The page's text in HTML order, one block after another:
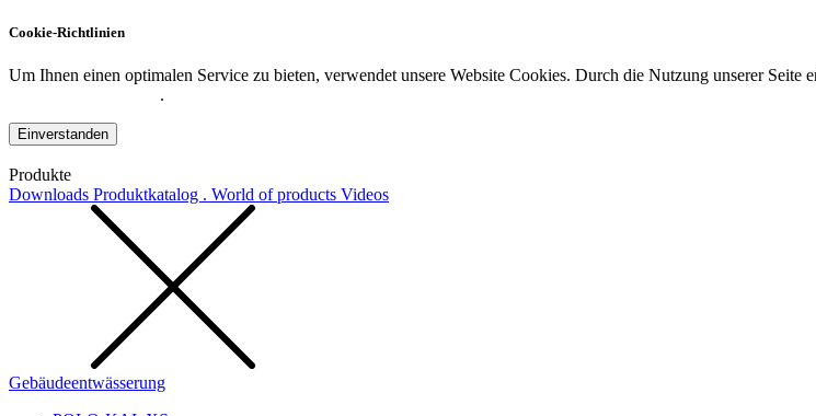
Cookie-Richtlinien
Um Ihnen einen optimalen Service zu bieten, verwendet unsere Website Cookies. Durch die Nutzung unserer
.
Einverstanden
Produkte
Downloads Produktkatalog . World of products Videos
Gebäudeentwässerung